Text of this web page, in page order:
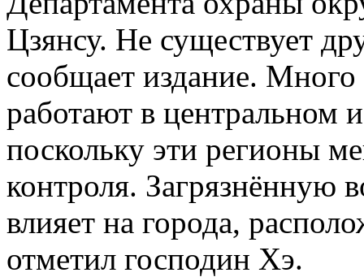
Цзянсу. Не существует
сообщает издание.
работают в центральном
поскольку эти регионы
контроля. Загрязнённую
влияет на города,
отметил господин Хэ.